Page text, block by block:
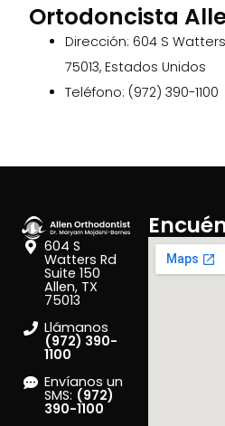
Ortodoncista
Dirección: 604 S Watters
75013, Estados Unidos
Teléfono: (972) 390-1100
604 S
Watters Rd
Suite 150
Allen, TX
75013
Llámanos
(972) 390-
1100
Envíanos un
SMS: (972)
390-1100